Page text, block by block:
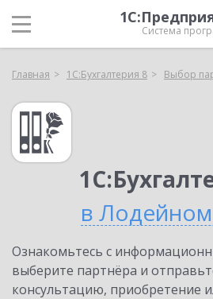
Система
Главная 1С:Бухгалтерия 8 Выбор
в
Ознакомьтесь с
выберите партнёра и
консультацию, приобретение